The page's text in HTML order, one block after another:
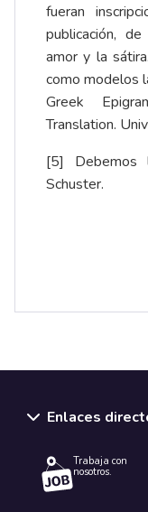
fueran
publicación,
amor y la
como modelos
Greek
Translation.
[5] Debemos
Schuster.
Enlaces
Trabaja con
nosotros.